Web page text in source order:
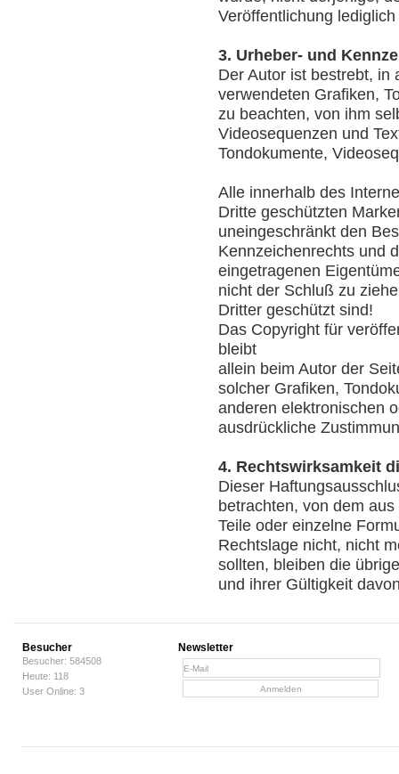
Veröffentlichung
3. Urheber- und
Der Autor ist bestrebt, in
verwendeten Grafiken,
zu beachten, von ihm
Videosequenzen und
Tondokumente,
Alle innerhalb des
Dritte geschützten
uneingeschränkt den
Kennzeichenrechts und
eingetragenen
nicht der Schluß zu
Dritter geschützt sind!
Das Copyright für
bleibt
allein beim Autor der
solcher Grafiken,
anderen elektronischen
ausdrückliche
4. Rechtswirksamkeit
Dieser
betrachten, von dem
Teile oder einzelne
Rechtslage nicht, nicht
sollten, bleiben die
und ihrer Gültigkeit
Besucher
Besucher: 584508
Heute: 118
User Online: 3
Newsletter